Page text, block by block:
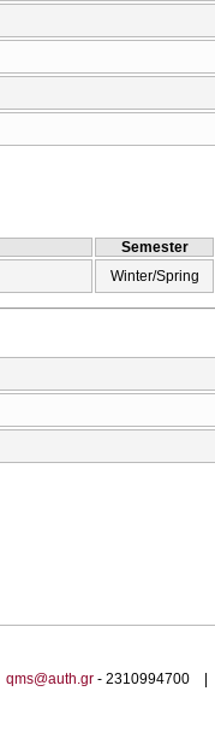
Semester
Winter/Spring
qms@auth.gr- 2310994700 |